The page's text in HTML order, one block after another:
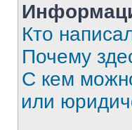
Кто
Почему
С кем
или